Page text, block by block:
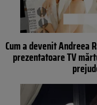
Cum a devenit Andreea
prezentatoare TV